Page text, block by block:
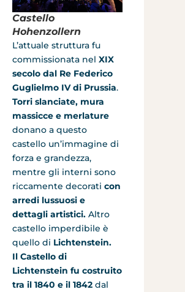
Castello
Hohenzollern
L’attuale struttura fu
commissionata nel XIX
secolo dal Re Federico
Guglielmo IV di Prussia.
Torri slanciate, mura
massicce e merlature
donano a questo
castello un’immagine di
forza e grandezza,
mentre gli interni sono
riccamente decorati con
arredi lussuosi e
dettagli artistici. Altro
castello imperdibile è
quello di Lichtenstein.
Il Castello di
Lichtenstein fu costruito
tra il 1840 e il 1842 dal